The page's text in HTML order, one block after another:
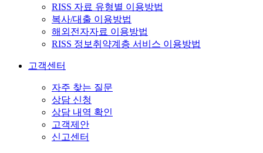
RISS 자료 유형별 이용방법
복사/대출 이용방법
해외전자자료 이용방법
RISS 정보취약계층 서비스 이용방법
고객센터
자주 찾는 질문
상담 신청
상담 내역 확인
고객제안
신고센터